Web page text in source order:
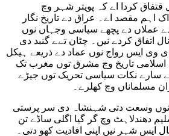
کردا اے کہ پویتر شہر وچ
اہم مقصد اے۔ عراق دے تاریخ نگار
دے عملاں دے پچھے سیاسی وجہاں نوں
اتفاق کردے نیں۔ چٹان تےے گنبد دی
وی ایس رواج نوں عماد دے ذریعے ہیکل
اسلامی تاریخ وچ مشرق توں مغرب تک
تے سارے نکات سیاسی تحریک توں جیڑے
مسلماناں وچ کھلرے۔
نوں وسعت دتی شہنشاہ دی سر پرستی
دھندلاہٹ وچ گر گیا اگلی ساڈے تن
ایس شہر نیں اپنی افادیت کھو دتی۔